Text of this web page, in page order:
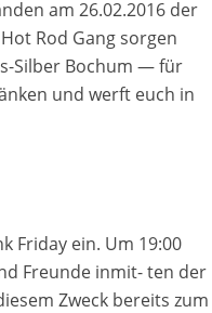
am 26.02.2016 der
Rod Gang sorgen
Silber Bochum — für
und werft euch in
Friday ein. Um 19:00
Freunde inmit- ten der
Zweck bereits zum